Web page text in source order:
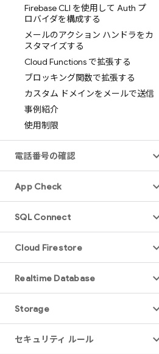
Firebase CLI を使用して Auth プ
ロバイダを構成する
メールのアクション ハンドラをカ
スタマイズする
Cloud Functions で拡張する
ブロッキング関数で拡張する
カスタム ドメインをメールで送信
事例紹介
使用制限
電話番号の確認
App Check
SQL Connect
Cloud Firestore
Realtime Database
Storage
セキュリティ ルール